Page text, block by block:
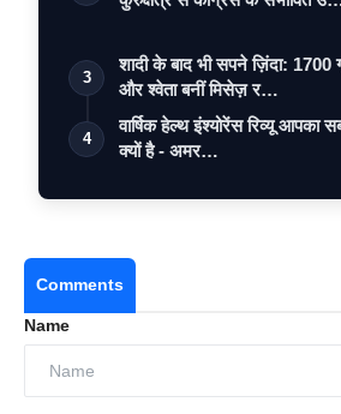
3
शादी के बाद भी सपने ज़िंदा: 1700
और श्वेता बनीं मिसेज़ र…
4
वार्षिक हेल्थ इंश्योरेंस रिव्यू आपका
क्यों है - अमर…
Comments
Name